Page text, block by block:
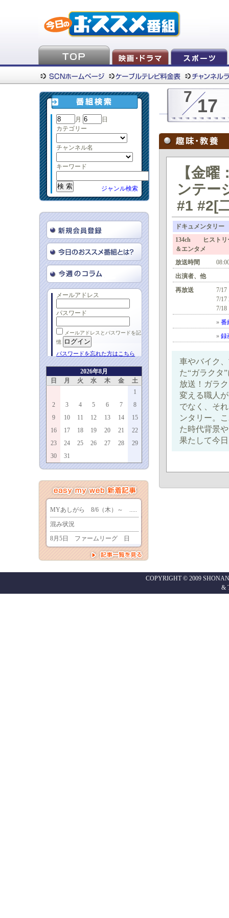
月
日
カテゴリー
チャンネル名
キーワード
ジャンル検索
メールアドレス
パスワード
メールアドレスとパスワードを記
憶
パスワードを忘れた方はこちら
2026年8月
日
月 火 水 木 金
土
1
2
3 4 5 6 7
8
9
10 11 12 13 14
15
16
17 18 19 20 21
22
23
24 25 26 27 28
29
30
31
7 17
【金
ンテー
#1 #2[
ドキュメンタリー
134ch ヒストリ
＆エンタメ
放送時間
出演者、他
再放送
7/
7/
7/
» 番
» 録
車やバイク
た“ガラクタ
放送！ガラ
変える職人
でなく、そ
ンタリー。
た時代背景
果たして今
COPYRIGHT © 2009
&